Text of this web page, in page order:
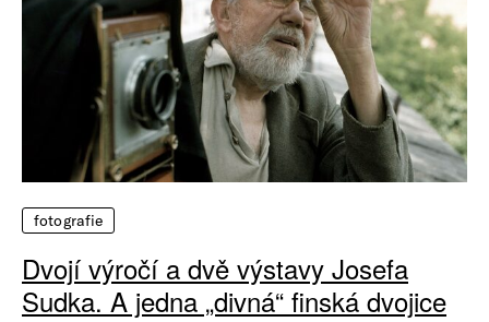
fotografie
Dvojí výročí a dvě výstavy Josefa
Sudka. A jedna „divná“ finská dvojice